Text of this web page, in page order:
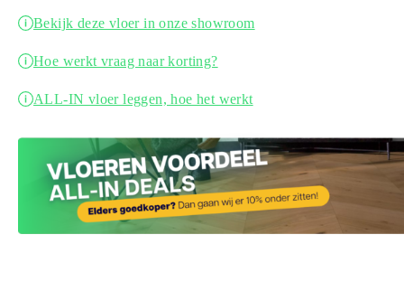
Bekijk deze vloer in onze showroom
Hoe werkt vraag naar korting?
ALL-IN vloer leggen, hoe het werkt